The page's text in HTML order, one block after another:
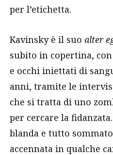
per l’etichetta.
Kavinsky è il suo alter
subito in copertina,
e occhi iniettati di
anni, tramite le
che si tratta di uno
per cercare la
blanda e tutto
accennata in qualche